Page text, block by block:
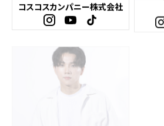
コスコスカンパニー株式会社